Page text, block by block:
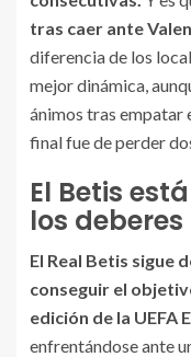
tras caer ante
diferencia de los
mejor dinámica,
ánimos tras empatar
final fue de perder
El Betis
los deberes
El Real Betis sigue
conseguir el
edición de la UEFA
enfrentándose ante